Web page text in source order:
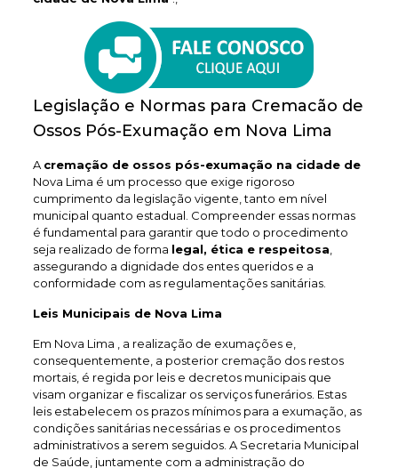
Legislação e Normas para Cremacão de
Ossos Pós-Exumação em Nova Lima
A cremação de ossos pós-exumação na cidade de
Nova Lima é um processo que exige rigoroso
cumprimento da legislação vigente, tanto em nível
municipal quanto estadual. Compreender essas normas
é fundamental para garantir que todo o procedimento
seja realizado de forma legal, ética e respeitosa
assegurando a dignidade dos entes queridos e a
conformidade com as regulamentações sanitárias.
Leis Municipais de Nova Lima
Em Nova Lima , a realização de exumações e,
consequentemente, a posterior cremação dos restos
mortais, é regida por leis e decretos municipais que
visam organizar e fiscalizar os serviços funerários. Estas
leis estabelecem os prazos mínimos para a exumação, as
condições sanitárias necessárias e os procedimentos
administrativos a serem seguidos. A Secretaria Municipal
de Saúde, juntamente com a administração do